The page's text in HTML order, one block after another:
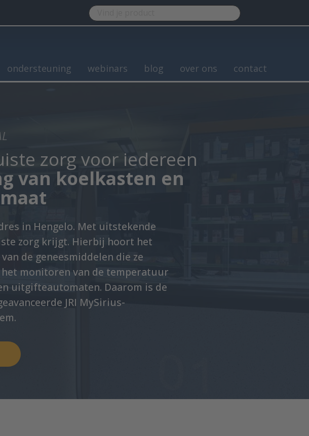
ondersteuning webinars blog over ons contact
zorg voor iedereen
van koelkasten en
in Hengelo. Met uitstekende
zorg krijgt. Hierbij hoort het
de geneesmiddelen die ze
monitoren van de temperatuur
uitgifteautomaten. Daarom is de
JRI MySirius-